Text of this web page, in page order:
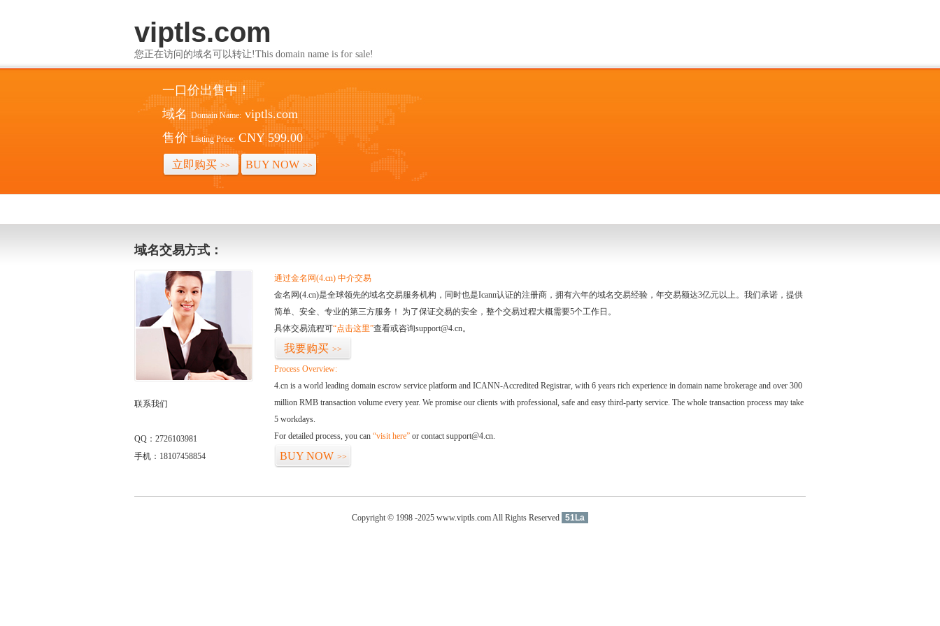
viptls.com
您正在访问的域名可以转让!This domain name is for sale!
一口价出售中！
域名 Domain Name: viptls.com
售价 Listing Price: CNY 599.00
立即购买 >> BUY NOW >>
域名交易方式：
联系我们
QQ：2726103981
手机：18107458854
通过金名网(4.cn) 中介交易
金名网(4.cn)是全球领先的域名交易服务机构，同时也是Icann认证的注册商，拥有六年的域名交易经验，年交易额达3亿元以上。我们承诺，提供
简单、安全、专业的第三方服务！ 为了保证交易的安全，整个交易过程大概需要5个工作日。
具体交易流程可“点击这里”查看或咨询support@4.cn。
我要购买 >>
Process Overview:
4.cn is a world leading domain escrow service platform and ICANN-Accredited Registrar, with 6 years rich experience in domain name brokerage and over 300
million RMB transaction volume every year. We promise our clients with professional, safe and easy third-party service. The whole transaction process may take
5 workdays.
For detailed process, you can “visit here” or contact support@4.cn.
BUY NOW >>
Copyright © 1998 -2025 www.viptls.com All Rights Reserved 51La